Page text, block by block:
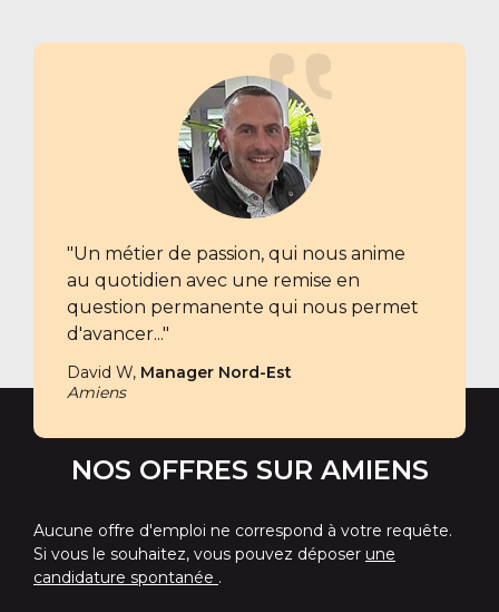
"Un métier de passion, qui nous anime
au quotidien avec une remise en
question permanente qui nous permet
d'avancer..."
David W, Manager Nord-Est
Amiens
NOS OFFRES SUR AMIENS
Aucune offre d'emploi ne correspond à votre requête.
Si vous le souhaitez, vous pouvez déposer une
candidature spontanée .